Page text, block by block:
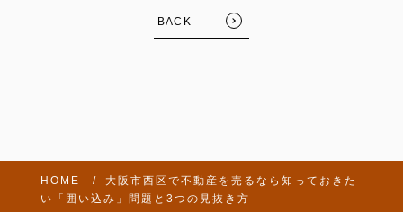
BACK
HOME
大阪市西区で不動産を売るなら知っておきた
い「囲い込み」問題と3つの見抜き方